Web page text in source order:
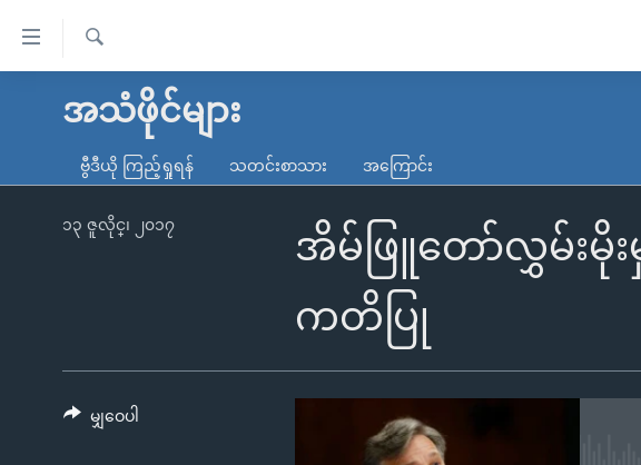
လွယ်ကူ
သည့်
မူလစာမျက်နှာ
ကမ္ဘာ့သတင်းများ
နိုင်ငံတကာ
မကြေးမုံရဲ့ အင်္ဂလိပ်စာ
ရေဒီယို
ရေဒီယိုနှင့်ရုပ်သံ အချက်အလက်များ
ရ
အသံဖိုင်များ
ဗွီဒီယို ကြည့်ရှုရန် သတင်းစာသား အကြောင်း
အိမ်ဖြူတော်လွှမ်းမို
ကတိပြု
၁၃ ဇူလိုင္၊ ၂၀၁၇
မျှဝေပါ